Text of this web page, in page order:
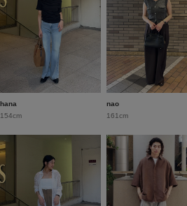
hana
154cm
nao
161cm